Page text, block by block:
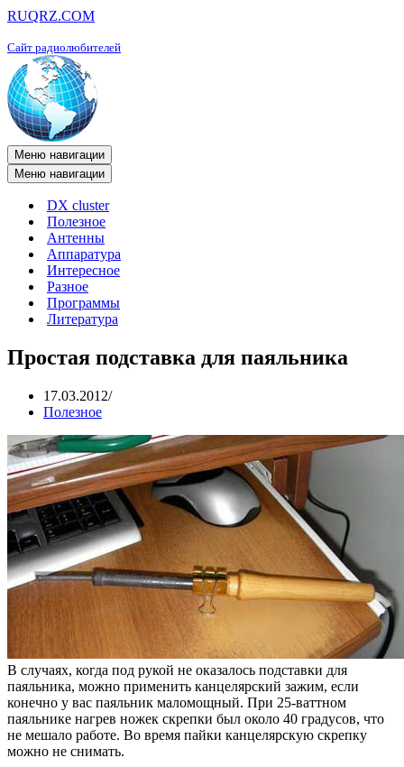
RUQRZ.COM
Сайт радиолюбителей
Меню навигации
Меню навигации
DX cluster
Полезное
Антенны
Аппаратура
Интересное
Разное
Программы
Литература
Простая подставка для паяльника
17.03.2012
Полезное
В случаях, когда под рукой не оказалось подставки для
паяльника, можно применить канцелярский зажим, если
конечно у вас паяльник маломощный. При 25-ваттном
паяльнике нагрев ножек скрепки был около 40 градусов, что
не мешало работе. Во время пайки канцелярскую скрепку
можно не снимать.